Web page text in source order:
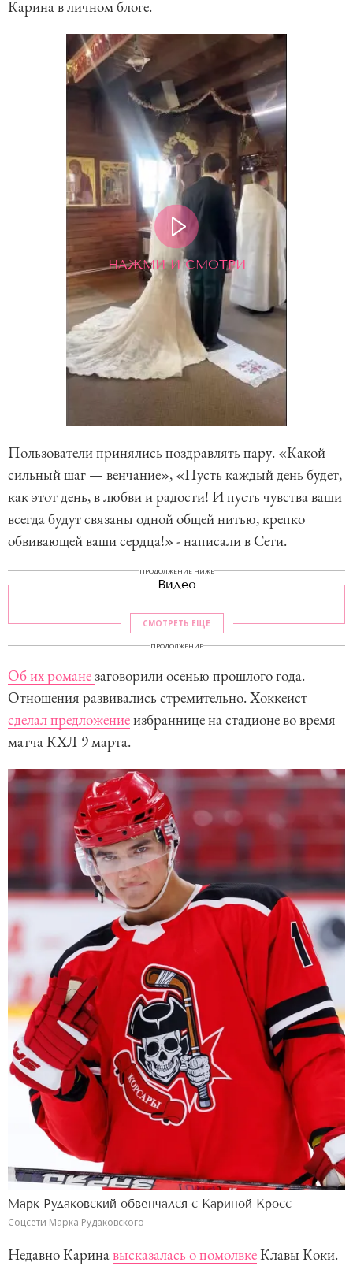
Карина в личном блоге.
НАЖМИ И СМОТРИ
Пользователи принялись поздравлять пару. «Какой
сильный шаг — венчание», «Пусть каждый день будет,
как этот день, в любви и радости! И пусть чувства ваши
всегда будут связаны одной общей нитью, крепко
обвивающей ваши сердца!» - написали в Сети.
ПРОДОЛЖЕНИЕ НИЖЕ
Видео
СМОТРЕТЬ ЕЩЕ
ПРОДОЛЖЕНИЕ
Об их романе заговорили осенью прошлого года.
Отношения развивались стремительно. Хоккеист
сделал предложениеизбраннице на стадионе во время
матча КХЛ 9 марта.
Марк Рудаковский обвенчался с Кариной Кросс
Соцсети Марка Рудаковского
Недавно Каринавысказалась о помолвкеКлавы Коки.